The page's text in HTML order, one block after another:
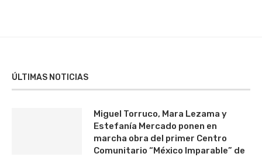
ÚLTIMAS NOTICIAS
Miguel Torruco, Mara Lezama y
Estefanía Mercado ponen en
marcha obra del primer Centro
Comunitario “México Imparable” de